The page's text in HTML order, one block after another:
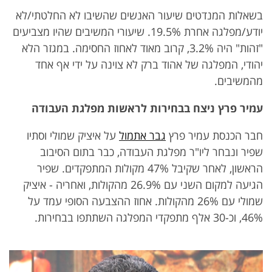
בשאלות המנדטים שיעור האנשים שהשיבו לא החלטתי/לא
יודע/מפלגה אחרת 19.5%. שיעורי המשיבים שהיו מצביעים
"זהות" היה 3.2%, קרוב מאוד לאחוז החסימה. במגזר הלא
יהודי, המפלגה של אהוד ברק לא צוינה על ידי אף אחד
מהמשיבים.
עמיר פרץ ניצח בבחירות לראשות מפלגת העבודה
חבר הכנסת עמיר פרץ גבר אתמול על איציק שמולי וסתיו
שפיר ונבחר ליו"ר מפלגת העבודה, כבר בתום הסיבוב
הראשון, לאחר שקיבל 47% מקולות המתפקדים. שפיר
הגיעה למקום השני עם 26.9% מהקולות, ואחריה - איציק
שמולי עם 26% מהקולות. אחוז ההצבעה הסופי עמד על
46%, וכ-30 אלף מתפקדי המפלגה השתתפו בבחירות.